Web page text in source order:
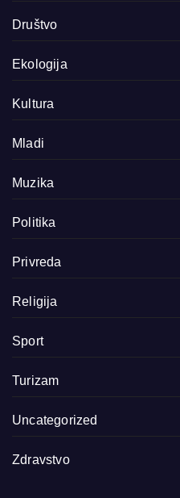
Društvo
Ekologija
Kultura
Mladi
Muzika
Politika
Privreda
Religija
Sport
Turizam
Uncategorized
Zdravstvo